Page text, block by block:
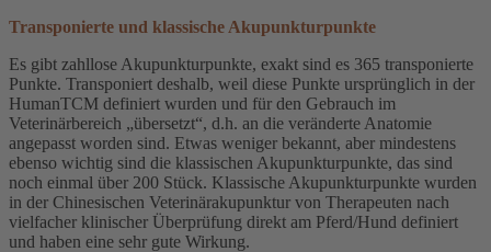
Transponierte und klassische Akupunkturpunkte
Es gibt zahllose Akupunkturpunkte, exakt sind es 365 transponierte
Punkte. Transponiert deshalb, weil diese Punkte ursprünglich in der
HumanTCM definiert wurden und für den Gebrauch im
Veterinärbereich „übersetzt“, d.h. an die veränderte Anatomie
angepasst worden sind. Etwas weniger bekannt, aber mindestens
ebenso wichtig sind die klassischen Akupunkturpunkte, das sind
noch einmal über 200 Stück. Klassische Akupunkturpunkte wurden
in der Chinesischen Veterinärakupunktur von Therapeuten nach
vielfacher klinischer Überprüfung direkt am Pferd/Hund definiert
und haben eine sehr gute Wirkung.